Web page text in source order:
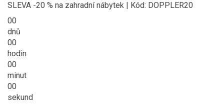
SLEVA -20 % na zahradní nábytek | Kód: DOPPLER20
00
dnů
00
hodin
00
minut
00
sekund